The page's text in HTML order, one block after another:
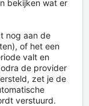
bekijken wat er
nog aan de
of het een
valt en
de provider
zet je de
verstuurd.